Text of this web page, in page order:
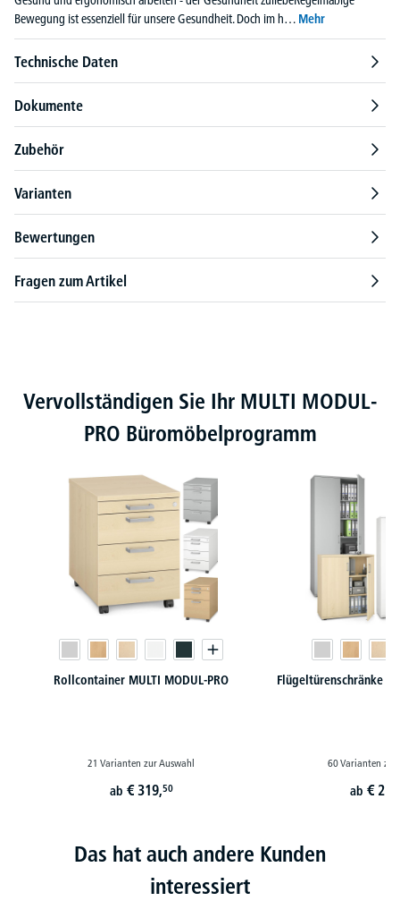
Bewegung ist essenziell für unsere Gesundheit. Doch im h… Mehr
Technische Daten
Dokumente
Zubehör
Varianten
Bewertungen
Fragen zum Artikel
Produktgalerie überspringen
Vervollständigen Sie Ihr MULTI MODUL-
PRO Büromöbelprogramm
Rollcontainer MULTI MODUL-PRO
21 Varianten zur Auswahl
ab € 319,50
Flügeltürenschränke
60 Varianten zur
ab €
Das hat auch andere Kunden
interessiert